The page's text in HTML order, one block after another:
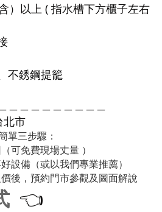
）以上 ( 指水槽下方櫃子左右
不銹鋼提籠
北市
單三步驟：
可免費現場丈量 ）
設備（或以我們專業推薦）
後，預約門市參觀及圖面解說
👈